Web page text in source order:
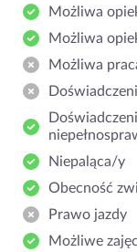
Możliwa
Możliwa
Możliwa
Niepaląca/y
Obecność
Prawo jazdy
Możliwe